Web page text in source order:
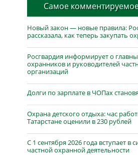
Самое
Новый закон — новые правила:
рассказала, как теперь закупать
Росгвардия информирует о
охранников и руководителей
организаций
Долги по зарплате в ЧОПах
Охрана детского отдыха: час
Татарстане оценили в 230 рублей
С 1 сентября 2026 года вступает в
частной охранной деятельности